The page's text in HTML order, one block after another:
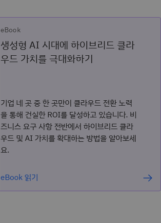
eBook
생성형 AI 시대에 하이브리드 클라
우드 가치를 극대화하기
기업 네 곳 중 한 곳만이 클라우드 전환 노력
을 통해 건실한 ROI를 달성하고 있습니다. 비
즈니스 요구 사항 전반에서 하이브리드 클라
우드 및 AI 가치를 확대하는 방법을 알아보세
요.
eBook 읽기